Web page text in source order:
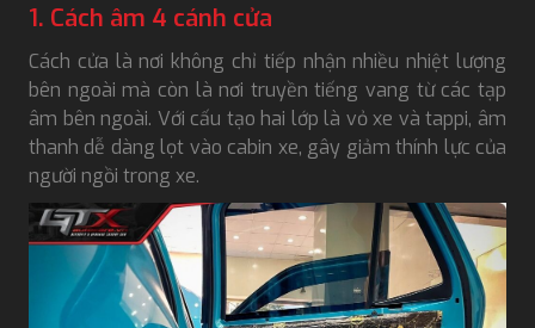
1. Cách âm 4 cánh cửa
Cách cửa là nơi không chỉ tiếp nhận nhiều nhiệt lượng
bên ngoài mà còn là nơi truyền tiếng vang từ các tạp
âm bên ngoài. Với cấu tạo hai lớp là vỏ xe và tappi, âm
thanh dễ dàng lọt vào cabin xe, gây giảm thính lực của
người ngồi trong xe.